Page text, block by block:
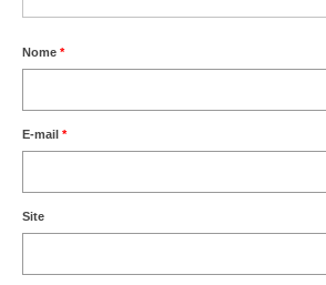
Nome *
E-mail *
Site